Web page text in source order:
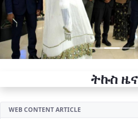
ትኩስ ዜና
WEB CONTENT ARTICLE